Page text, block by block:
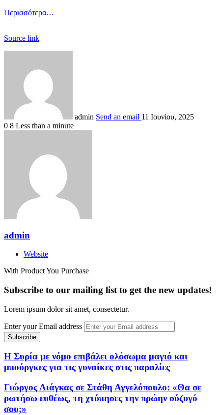
Περισσότερα…
Source link
admin Send an email 11 Ιουνίου, 2025
0 8 Less than a minute
admin
Website
With Product You Purchase
Subscribe to our mailing list to get the new updates!
Lorem ipsum dolor sit amet, consectetur.
Enter your Email address
Η Συρία με νόμο επιβάλει ολόσωμα μαγιό και
μπούργκες για τις γυναίκες στις παραλίες
Γιώργος Λιάγκας σε Στάθη Αγγελόπουλο: «Θα σε
ρωτήσω ευθέως, τη χτύπησες την πρώην σύζυγό
σου;»